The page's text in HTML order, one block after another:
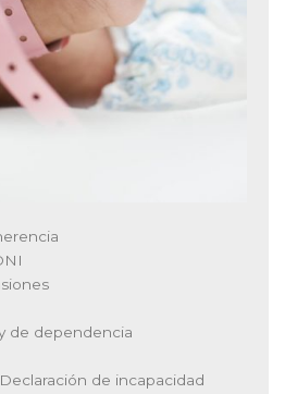
de dependencia
de incapacidad